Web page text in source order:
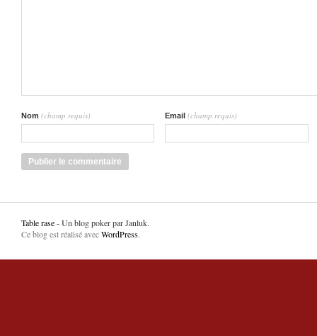
Nom (champ requis) Email (champ requis)
Table rase- Un blog poker par Janluk.
Ce blog est réalisé avecWordPress.